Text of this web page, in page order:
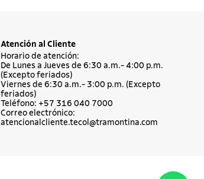
Atención al Cliente
Horario de atención:
De Lunes a Jueves de 6:30 a.m.- 4:00 p.m.
(Excepto feriados)
Viernes de 6:30 a.m.- 3:00 p.m. (Excepto
feriados)
Teléfono: +57 316 040 7000
Correo electrónico:
atencionalcliente.tecol@tramontina.com